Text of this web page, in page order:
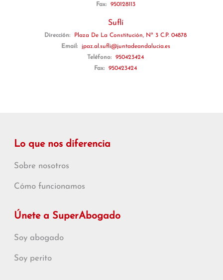
Fax:
950128113
Suflí
Dirección:
Plaza De La Constitución, Nº 3 C.P. 04878
Email:
jpaz.al.sufli@juntadeandalucia.es
Teléfono:
950423424
Fax:
950423424
Lo que nos diferencia
Sobre nosotros
Cómo funcionamos
Únete a SuperAbogado
Soy abogado
Soy perito